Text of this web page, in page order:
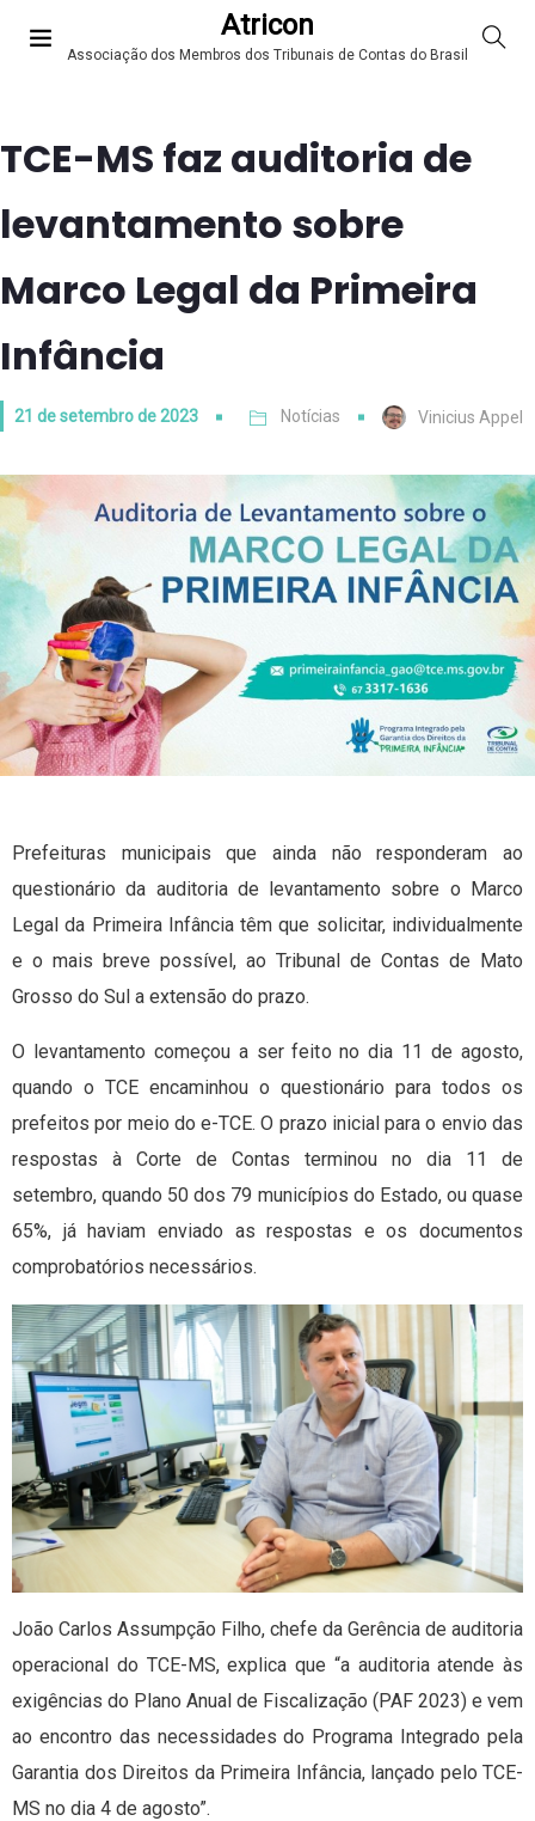
Atricon
Associação dos Membros dos Tribunais de Contas do Brasil
TCE-MS faz auditoria de
levantamento sobre
Marco Legal da Primeira
Infância
21 de setembro de 2023 Notícias Vinicius Appel
Prefeituras municipais que ainda não responderam ao
questionário da auditoria de levantamento sobre o Marco
Legal da Primeira Infância têm que solicitar, individualmente
e o mais breve possível, ao Tribunal de Contas de Mato
Grosso do Sul a extensão do prazo.
O levantamento começou a ser feito no dia 11 de agosto,
quando o TCE encaminhou o questionário para todos os
prefeitos por meio do e-TCE. O prazo inicial para o envio das
respostas à Corte de Contas terminou no dia 11 de
setembro, quando 50 dos 79 municípios do Estado, ou quase
65%, já haviam enviado as respostas e os documentos
comprobatórios necessários.
João Carlos Assumpção Filho, chefe da Gerência de auditoria
operacional do TCE-MS, explica que “a auditoria atende às
exigências do Plano Anual de Fiscalização (PAF 2023) e vem
ao encontro das necessidades do Programa Integrado pela
Garantia dos Direitos da Primeira Infância, lançado pelo TCE-
MS no dia 4 de agosto”.